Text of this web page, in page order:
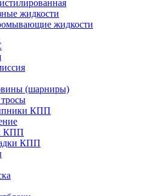
жидкости
жидкости
(шарниры)
КПП
КПП
КПП